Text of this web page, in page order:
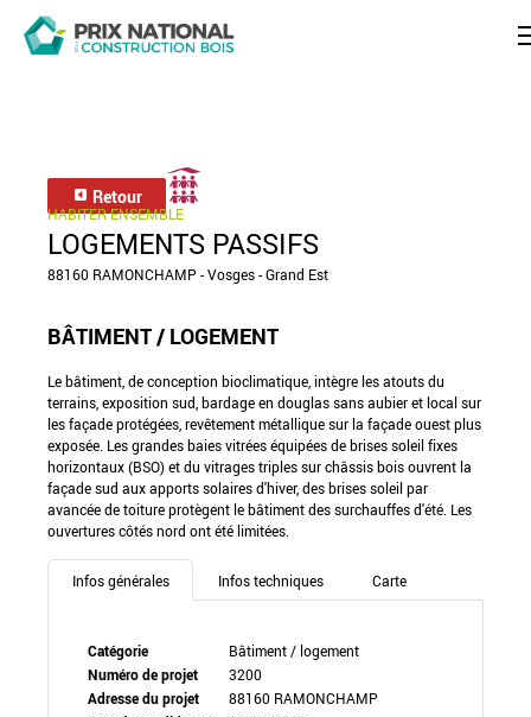
Retour
HABITER ENSEMBLE
LOGEMENTS PASSIFS
88160 RAMONCHAMP - Vosges - Grand Est
BÂTIMENT / LOGEMENT
Le bâtiment, de conception bioclimatique, intègre les atouts du
terrains, exposition sud, bardage en douglas sans aubier et local sur
les façade protégées, revêtement métallique sur la façade ouest plus
exposée. Les grandes baies vitrées équipées de brises soleil fixes
horizontaux (BSO) et du vitrages triples sur châssis bois ouvrent la
façade sud aux apports solaires d'hiver, des brises soleil par
avancée de toiture protègent le bâtiment des surchauffes d'été. Les
ouvertures côtés nord ont été limitées.
Infos générales Infos techniques Carte
Catégorie
Bâtiment / logement
Numéro de projet
3200
Adresse du projet
88160 RAMONCHAMP